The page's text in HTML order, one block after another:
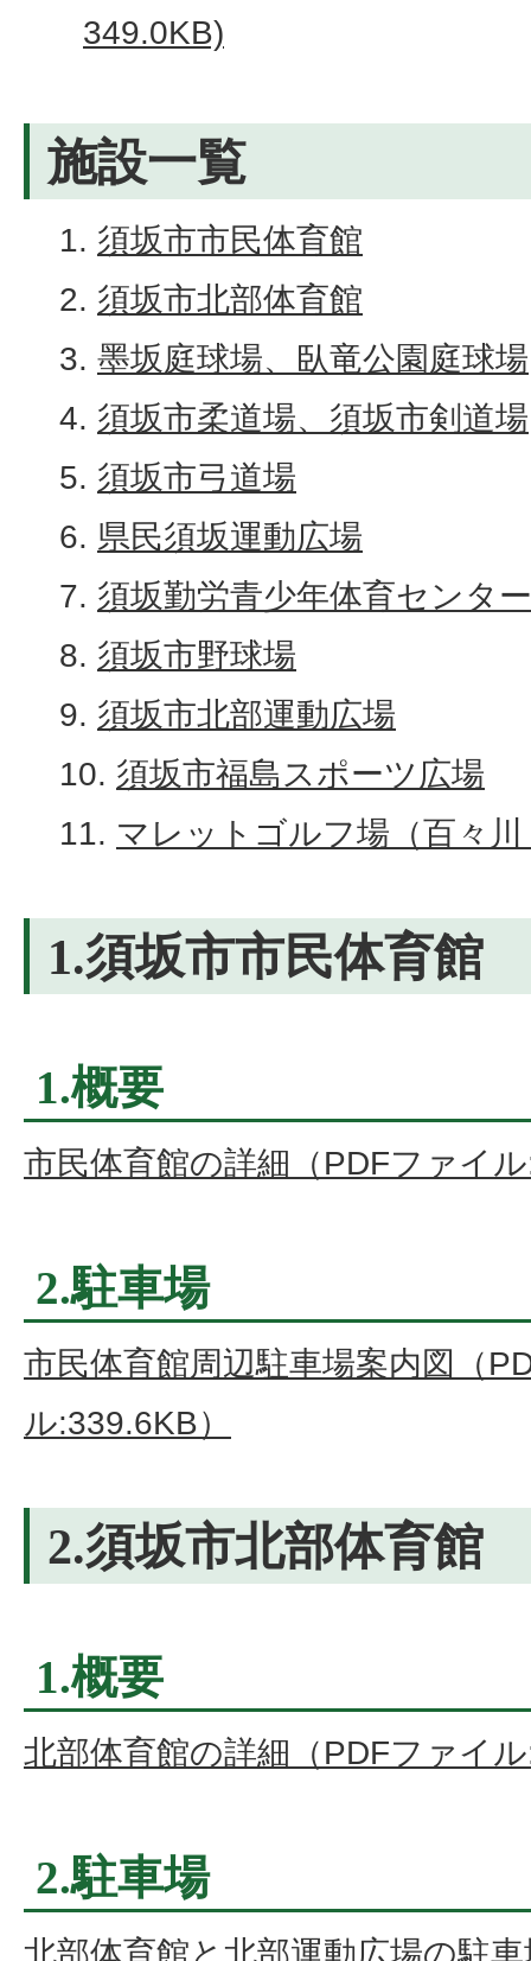
349.0KB)
施設一覧
須坂市市民体育館
須坂市北部体育館
墨坂庭球場、臥竜公園庭球場
須坂市柔道場、須坂市剣道場
須坂市弓道場
県民須坂運動広場
須坂勤労青少年体育センター
須坂市野球場
須坂市北部運動広場
須坂市福島スポーツ広場
マレットゴルフ場（百々
1.須坂市市民体育館
1.概要
市民体育館の詳細（PDFファイ
2.駐車場
市民体育館周辺駐車場案内図（
ル:339.6KB）
2.須坂市北部体育館
1.概要
北部体育館の詳細（PDFファイ
2.駐車場
北部体育館と北部運動広場の駐